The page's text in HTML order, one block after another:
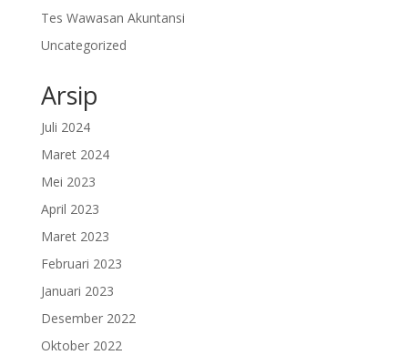
Tes Wawasan Akuntansi
Uncategorized
Arsip
Juli 2024
Maret 2024
Mei 2023
April 2023
Maret 2023
Februari 2023
Januari 2023
Desember 2022
Oktober 2022